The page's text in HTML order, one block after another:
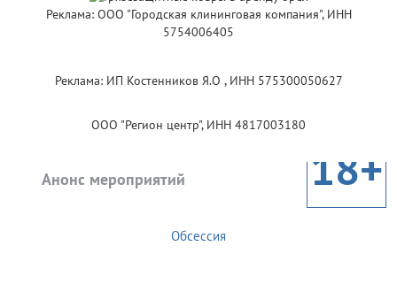
Реклама: ООО "Городская клининговая компания", ИНН
5754006405
Реклама: ИП Костенников Я.О , ИНН 575300050627
ООО "Регион центр", ИНН 4817003180
Анонс мероприятий 18+
Обсессия